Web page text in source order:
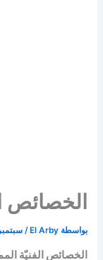
الخصائص
بواسطة El Arby
/سبتمبر 24,
الخصائص الفنيّة